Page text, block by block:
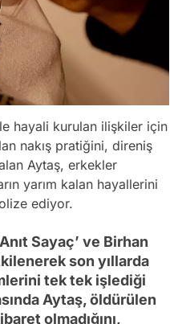
hayali kurulan ilişkiler için
nakış pratiğini, direniş
Aytaş, erkekler
yarım kalan hayallerini
ediyor.
Sayaç’ ve Birhan
son yıllarda
tek tek işlediği
Aytaş, öldürülen
olmadığını,